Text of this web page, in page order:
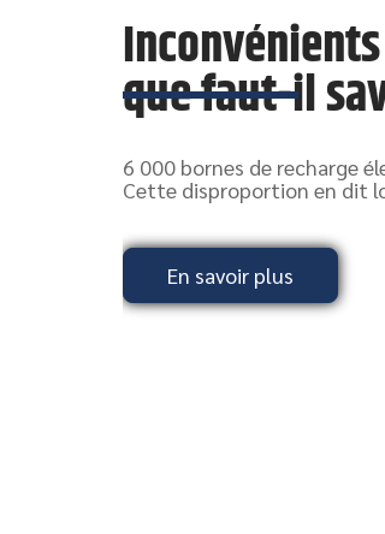
que faut-il
6 000 bornes de recharge
Cette disproportion en dit
En savoir plus